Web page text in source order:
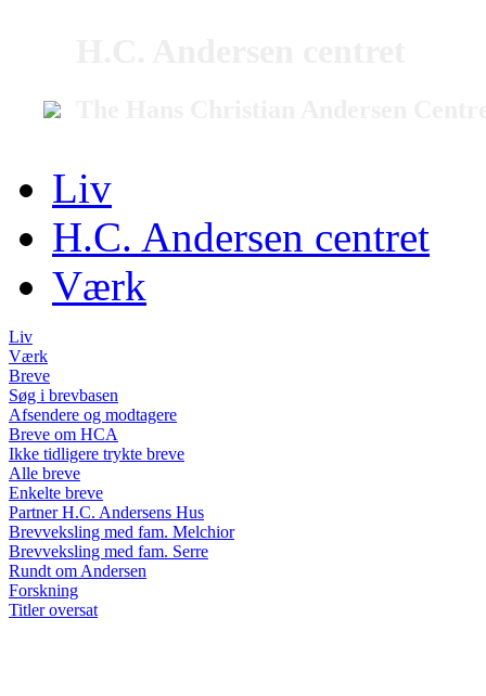
Liv
H.C. Andersen centret
Værk
Liv
Værk
Breve
Søg i brevbasen
Afsendere og modtagere
Breve om HCA
Ikke tidligere trykte breve
Alle breve
Enkelte breve
Partner H.C. Andersens Hus
Brevveksling med fam. Melchior
Brevveksling med fam. Serre
Rundt om Andersen
Forskning
Titler oversat